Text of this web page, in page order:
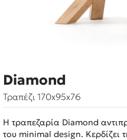
Diamond
Τραπέζι 170x95x76
Η τραπεζαρία Diamond
του minimal design. Κερδίζει